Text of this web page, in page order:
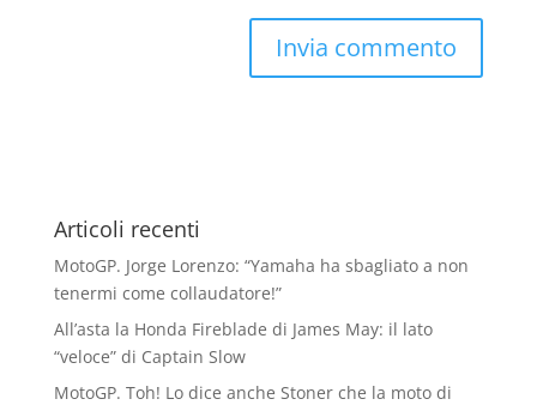
Articoli recenti
MotoGP. Jorge Lorenzo: “Yamaha ha sbagliato a non
tenermi come collaudatore!”
All’asta la Honda Fireblade di James May: il lato
“veloce” di Captain Slow
MotoGP. Toh! Lo dice anche Stoner che la moto di